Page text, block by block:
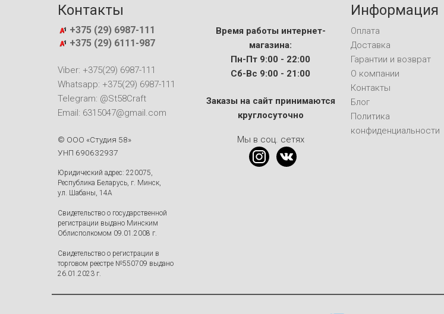
Контакты
+375 (29) 6987-111
+375 (29) 6111-987
Viber: +375(29) 6987-111
Whatsapp: +375(29) 6987-111
Telegram: @St58Craft
Email: 6315047@gmail.com
© ООО «Студия 58»
УНП 690632937
Юридический адрес: 220075,
Республика Беларусь, г. Минск,
ул. Шабаны, 14А
Свидетельство о государственной
регистрации выдано Минским
Облисполкомом 09.01.2008 г.
Свидетельство о регистрации в
торговом реестре №550709 выдано
26.01.2023 г.
Время работы интернет-
магазина:
Пн-Пт 9:00 - 22:00
Сб-Вс 9:00 - 21:00
Заказы на сайт принимаются
круглосуточно
Мы в соц. сетях
Информация
Оплата
Доставка
Гарантии и возврат
О компании
Контакты
Блог
Политика
конфиденциальности